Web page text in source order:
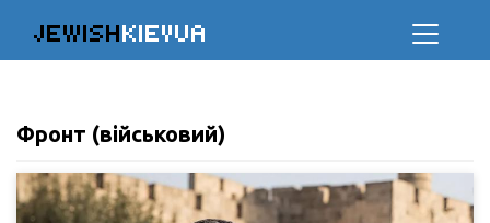
JEWISHKIEVUA
Фронт (військовий)